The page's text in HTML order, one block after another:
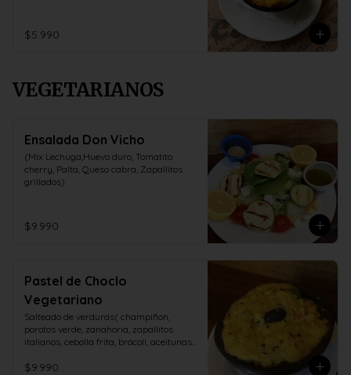
$5.990
VEGETARIANOS
Ensalada Don Vicho
(Mix Lechuga,Huevo duro, Tomatito
cherry, Palta, Queso cabra, Zapallitos
grillados)
$9.990
Pastel de Choclo
Vegetariano
Salteado de verduras( champiñon,
porotos verde, zanahoria, zapallitos
italianos, cebolla frita, brócoli, aceitunas,
$9.990